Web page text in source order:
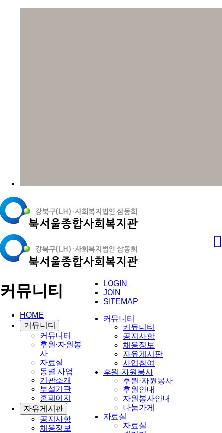
LOGIN
JOIN
SITEMAP
커뮤니티
커뮤니티
공지사항
채용정보
자유게시판
사업참여
후원·자원봉사
후원·자원봉사
후원안내
자원봉사안내
나눔가게
자료실
자료실
커뮤니티
HOME
커뮤니티
커뮤니티
후원·자원봉
사
자료실
동별 사업
기관소개
부설기관
홈페이지
자유게시판
공지사항
채용정보